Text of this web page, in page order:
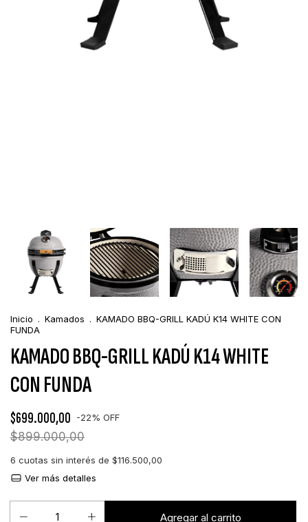
Inicio . Kamados . KAMADO BBQ-GRILL KADÚ K14 WHITE CON
FUNDA
KAMADO BBQ-GRILL KADÚ K14 WHITE
CON FUNDA
$699.000,00 -22% OFF
$899.000,00
6 cuotas sin interés de $116.500,00
Ver más detalles